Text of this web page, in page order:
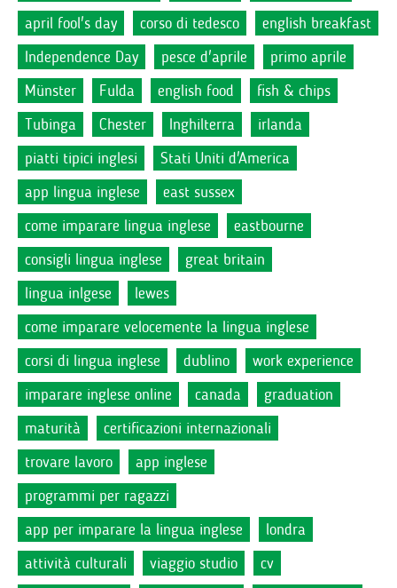
april fool's day corso di tedesco
english breakfast
Independence Day
pesce d'aprile
primo aprile
Münster
Fulda english food
fish & chips
Tubinga
Chester Inghilterra
irlanda
piatti tipici inglesi
Stati Uniti d'America
app lingua inglese
east sussex
come imparare lingua inglese
eastbourne
consigli lingua inglese
great britain
lingua inlgese
lewes
come imparare velocemente la lingua inglese
corsi di lingua inglese
dublino
work experience
imparare inglese online
canada
graduation
maturità
certificazioni internazionali
trovare lavoro
app inglese
programmi per ragazzi
app per imparare la lingua inglese
londra
attività culturali
viaggio studio
cv